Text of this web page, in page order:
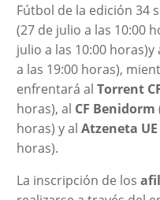
Fútbol de la edición 34
(27 de julio a las 10:00
julio a las 10:00 horas)y
a las 19:00 horas),
enfrentará al Torrent
horas), al CF Benidorm
horas) y al Atzeneta UE
horas).
La inscripción de los